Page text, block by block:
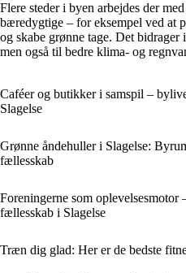
Flere steder i byen arbejdes der
bæredygtige – for eksempel ved at
og skabe grønne tage. Det
men også til bedre klima- og
Caféer og butikker i samspil –
Slagelse
Grønne åndehuller i Slagelse:
fællesskab
Foreningerne som
fællesskab i Slagelse
Træn dig glad: Her er de bedste